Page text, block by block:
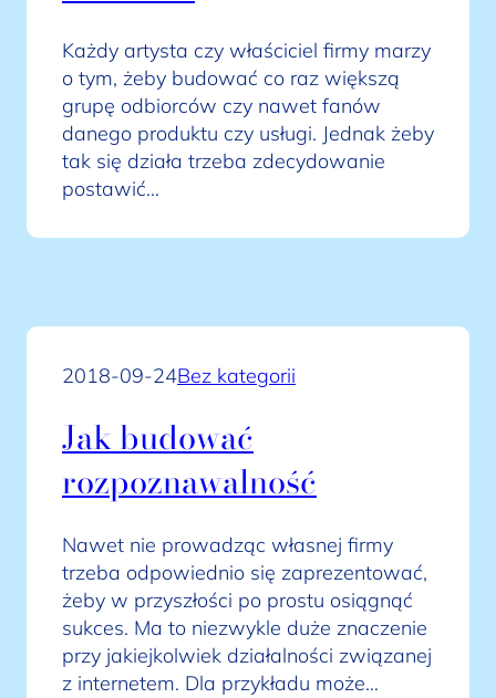
Każdy artysta czy właściciel firmy marzy
o tym, żeby budować co raz większą
grupę odbiorców czy nawet fanów
danego produktu czy usługi. Jednak żeby
tak się działa trzeba zdecydowanie
postawić…
2018-09-24Bez kategorii
Jak budować
rozpoznawalność
Nawet nie prowadząc własnej firmy
trzeba odpowiednio się zaprezentować,
żeby w przyszłości po prostu osiągnąć
sukces. Ma to niezwykle duże znaczenie
przy jakiejkolwiek działalności związanej
z internetem. Dla przykładu może…